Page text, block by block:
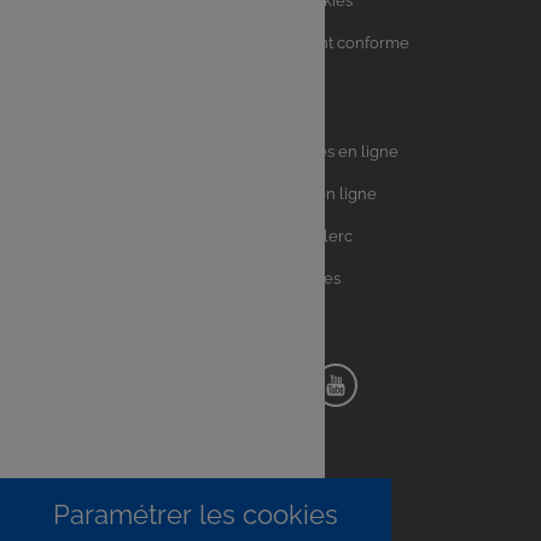
Accessibilité : partiellement conforme
E.Leclerc DRIVE - Courses en ligne
E.Leclerc TRAITEUR en ligne
Ma Cave par E.Leclerc
Toutes les recettes
instagram
Notre
youtube
Paramétrer les cookies